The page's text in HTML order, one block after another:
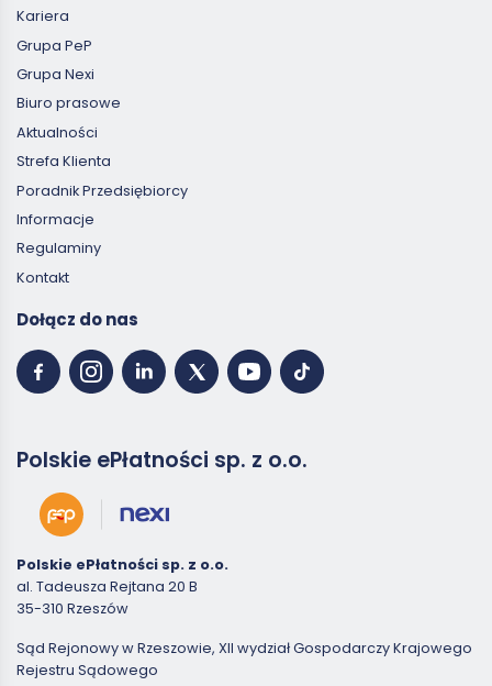
Kariera
Grupa PeP
Grupa Nexi
Biuro prasowe
Aktualności
Strefa Klienta
Poradnik Przedsiębiorcy
Informacje
Regulaminy
Kontakt
Dołącz do nas
Polskie ePłatności sp. z o.o.
Polskie ePłatności sp. z o.o.
al. Tadeusza Rejtana 20 B
35-310 Rzeszów
Sąd Rejonowy w Rzeszowie, XII wydział Gospodarczy Krajowego
Rejestru Sądowego